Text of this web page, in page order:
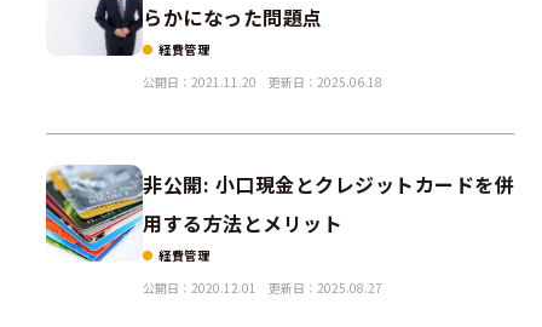
らかになった問題点
経費管理
公開日：2021.11.20
更新日：2025.06.18
非公開: 小口現金とクレジットカードを併
用する方法とメリット
経費管理
公開日：2020.12.01
更新日：2025.08.27